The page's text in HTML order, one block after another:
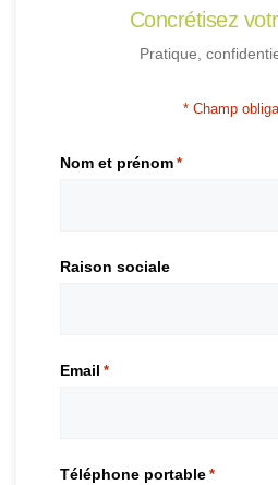
Concrétisez
Pratique,
* Champ
Nom et prénom *
Raison sociale
Email *
Téléphone portable *